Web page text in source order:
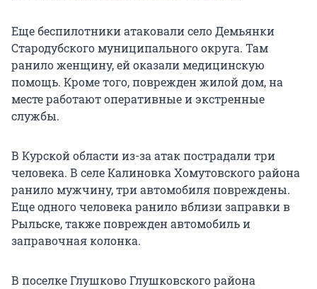
Еще беспилотники атаковали село Демьянки
Стародубского муниципального округа. Там
ранило женщину, ей оказали медицинскую
помощь. Кроме того, поврежден жилой дом, на
месте работают оперативные и экстренные
службы.
В Курской области из-за атак пострадали три
человека. В селе Калиновка Хомутовского района
ранило мужчину, три автомобиля повреждены.
Еще одного человека ранило вблизи заправки в
Рыльске, также поврежден автомобиль и
заправочная колонка.
В поселке Глушково Глушковского района